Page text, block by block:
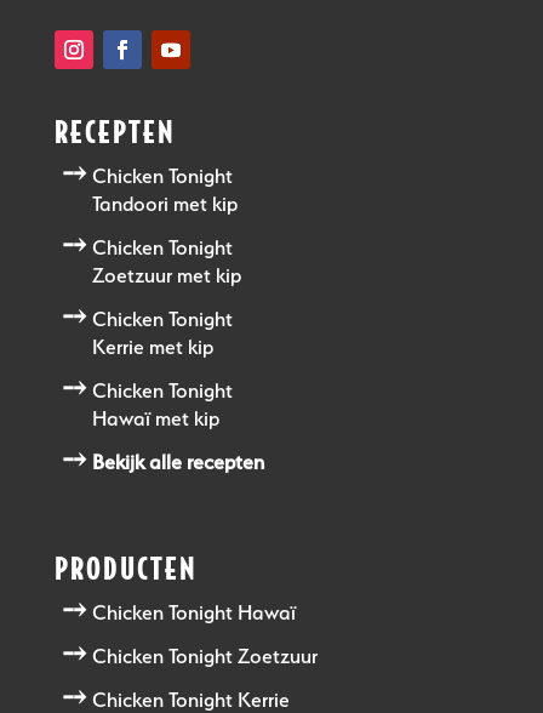
RECEPTEN
Chicken Tonight
Tandoori met kip
Chicken Tonight
Zoetzuur met kip
Chicken Tonight
Kerrie met kip
Chicken Tonight
Hawaï met kip
Bekijk alle recepten
PRODUCTEN
Chicken Tonight Hawaï
Chicken Tonight Zoetzuur
Chicken Tonight Kerrie